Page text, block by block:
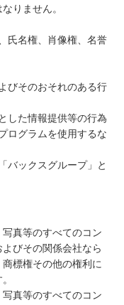
りません。
氏名権、肖像権、名誉
びそのおそれのある行
した情報提供等の行為
ログラムを使用するな
バックスグループ」と
真等のすべてのコン
びその関係会社なら
標権その他の権利に
真等のすべてのコン